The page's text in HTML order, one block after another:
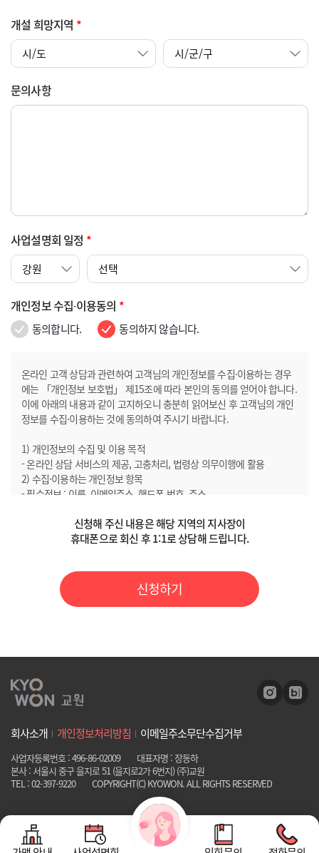
개설 희망지역 *
문의사항
사업설명회 일정 *
개인정보 수집∙이용동의 *
동의합니다. 동의하지 않습니다.
온라인 고객 상담과 관련하여 고객님의 개인정보를 수집·이용하는 경우
에는 「개인정보 보호법」 제15조에 따라 본인의 동의를 얻어야 합니다.
이에 아래의 내용과 같이 고지하오니 충분히 읽어보신 후 고객님의 개인
정보를 수집·이용하는 것에 동의하여 주시기 바랍니다.
1) 개인정보의 수집 및 이용 목적
- 온라인 상담 서비스의 제공, 고충처리, 법령상 의무이행에 활용
2) 수집·이용하는 개인정보 항목
- 필수정보 : 이름, 이메일주소, 핸드폰 번호, 주소
- 온라인 상담 신청일로부터 1개월까지
4) 거부권 및 거부 시 불이익
로, 동의하지 않으실 경우 상담 신청이 불가함을 알려드립니다.
위 개인정보 중 필수적 정보의 수집/이용에 관한 동의는 온라인 상담 제
신청해 주신 내용은 해당 지역의 지사장이
휴대폰으로 회신 후 1:1로 상담해 드립니다.
신청하기
회사소개 개인정보처리방침 이메일주소무단수집거부
사업자등록번호 : 496-86-02009
대표자명 : 장동하
본사 : 서울시 중구 을지로 51 (을지로2가 6번지) (주)교원
TEL : 02-397-9220
COPYRIGHT(C) KYOWON. ALL RIGHTS RESERVED